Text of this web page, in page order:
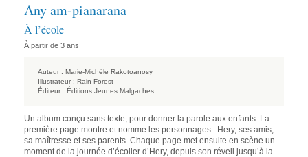
Any am-pianarana
À l’école
À partir de 3 ans
Auteur : Marie-Michèle Rakotoanosy
Illustrateur : Rain Forest
Éditeur : Éditions Jeunes Malgaches
Un album conçu sans texte, pour donner la parole aux enfants. La
première page montre et nomme les personnages : Hery, ses amis,
sa maîtresse et ses parents. Chaque page met ensuite en scène un
moment de la journée d’écolier d’Hery, depuis son réveil jusqu’à la